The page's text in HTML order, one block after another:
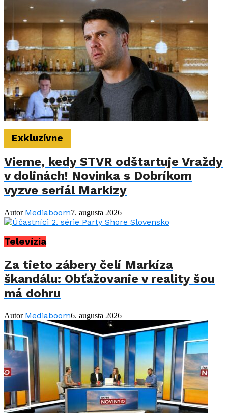
Exkluzívne
Vieme, kedy STVR odštartuje Vraždy
v dolinách! Novinka s Dobríkom
vyzve seriál Markízy
Autor Mediaboom7. augusta 2026
Televízia
Za tieto zábery čelí Markíza
škandálu: Obťažovanie v reality šou
má dohru
Autor Mediaboom6. augusta 2026